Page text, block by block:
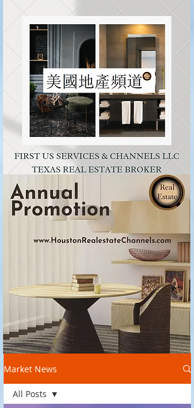
Market News
All Posts